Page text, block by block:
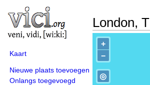
Kaart
Nieuwe plaats toevoegen
Onlangs toegevoegd
London,
+
−
◎